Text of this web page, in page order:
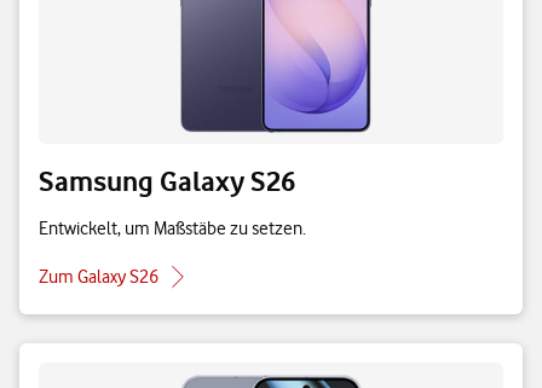
Samsung Galaxy S26
Entwickelt, um Maßstäbe zu setzen.
Zum Galaxy S26